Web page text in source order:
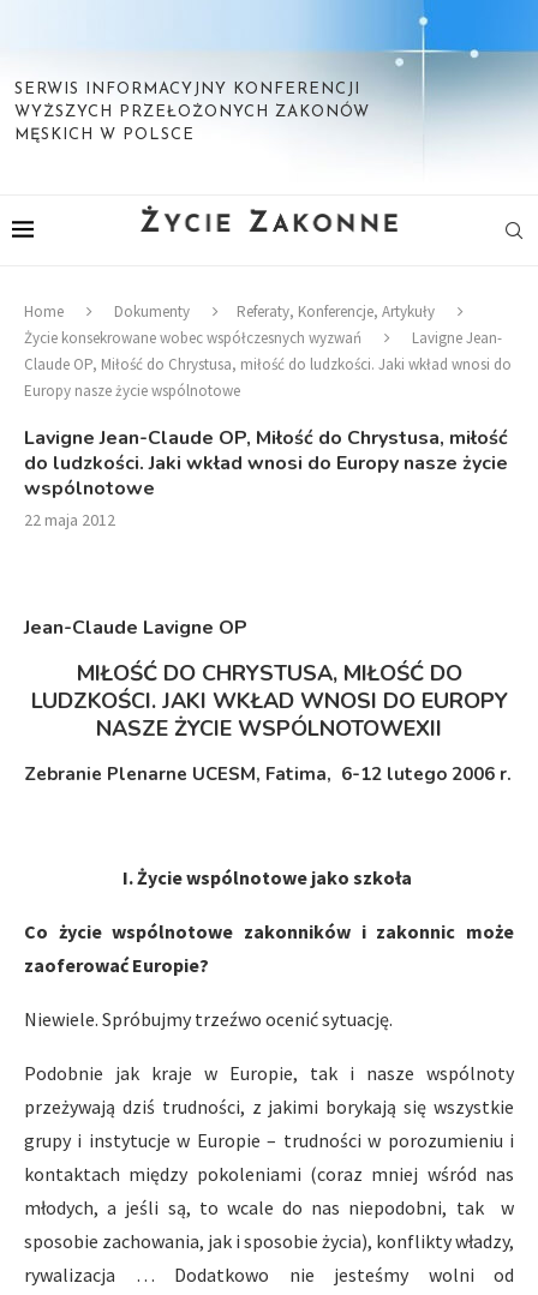
SERWIS INFORMACYJNY KONFERENCJI
WYŻSZYCH PRZEŁOŻONYCH ZAKONÓW
MĘSKICH W POLSCE
Home Dokumenty
Referaty, Konferencje, Artykuły
Życie konsekrowane wobec współczesnych wyzwań
Lavigne Jean-
Claude OP, Miłość do Chrystusa, miłość do ludzkości. Jaki wkład wnosi do
Europy nasze życie wspólnotowe
Lavigne Jean-Claude OP, Miłość do Chrystusa, miłość
do ludzkości. Jaki wkład wnosi do Europy nasze życie
wspólnotowe
22 maja 2012
Jean-Claude Lavigne OP
MIŁOŚĆ DO CHRYSTUSA, MIŁOŚĆ DO
LUDZKOŚCI. JAKI WKŁAD WNOSI DO EUROPY
NASZE ŻYCIE WSPÓLNOTOWEXII
Zebranie Plenarne UCESM, Fatima, 6-12 lutego 2006 r.
I.Życie wspólnotowe jako szkoła
Co życie wspólnotowe zakonników i zakonnic może
zaoferować Europie?
Niewiele. Spróbujmy trzeźwo ocenić sytuację.
Podobnie jak kraje w Europie, tak i nasze wspólnoty
przeżywają dziś trudności, z jakimi borykają się wszystkie
grupy i instytucje w Europie – trudności w porozumieniu i
kontaktach między pokoleniami (coraz mniej wśród nas
młodych, a jeśli są, to wcale do nas niepodobni, tak w
sposobie zachowania, jak i sposobie życia), konflikty władzy,
rywalizacja … Dodatkowo nie jesteśmy wolni od